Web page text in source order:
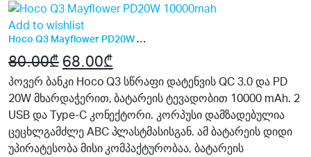
Add to wishlist
Hoco Q3 Mayflower PD20W 10000mah
80.00₾ Original
price
was:
80.00₾.
68.00₾
price
is:
68.00₾.
პოვერ ბანკი Hoco Q3 სწრაფი დატენვის QC 3.0 და PD
20W მხარდაჭერით, ბატარეის ტევადობით 10000 mAh. 2
USB და Type-C კონექტორი. კორპუსი დამზადებულია
ცეცხლგამძლე ABC პლასტმასისგან. ამ ბატარეის დიდი
უპირატესობა მისი კომპაქტურობაა, ბატარეის